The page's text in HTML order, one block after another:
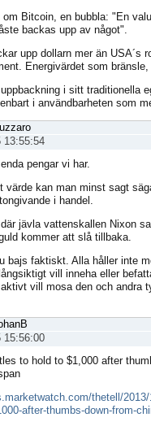
om Bitcoin, en bubbla: "En
backas upp av något".
upp dollarn mer än USA´s
Energivärdet som
i sitt traditionella
i användbarheten som
13:55:54
pengar vi har.
värde kan man minst sagt
i handel.
jävla vattenskallen Nixon
kommer att slå tillbaka.
bajs faktiskt. Alla håller inte
vill inneha eller
aktivt vill mosa den och andra
15:56:00
to hold to $1,000 after
thetell/
after-thumbs-down-from-